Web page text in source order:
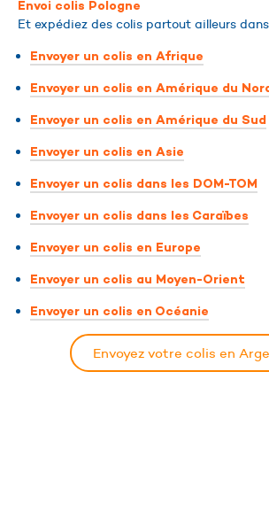
Envoi colis Pologne
Et expédiez des colis partout ailleurs
Envoyer un colis en Afrique
Envoyer un colis en Amérique du
Envoyer un colis en Amérique du Sud
Envoyer un colis en Asie
Envoyer un colis dans les DOM-TOM
Envoyer un colis dans les Caraïbes
Envoyer un colis en Europe
Envoyer un colis au Moyen-Orient
Envoyer un colis en Océanie
Envoyez votre colis en